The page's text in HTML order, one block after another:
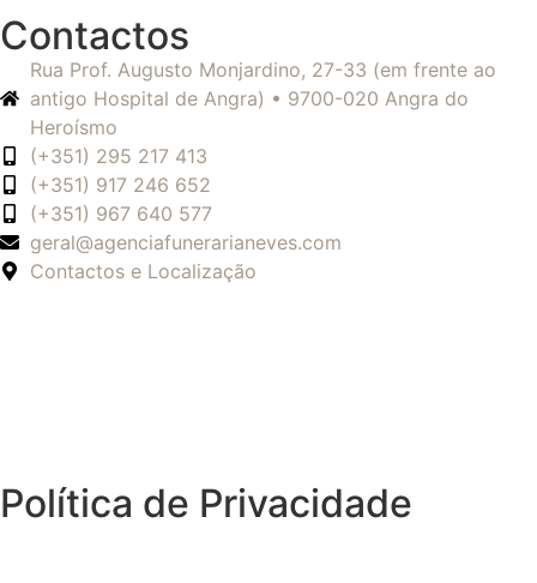
Contactos
Rua Prof. Augusto Monjardino, 27-33 (em frente ao
antigo Hospital de Angra) • 9700-020 Angra do
Heroísmo
(+351) 295 217 413
(+351) 917 246 652
(+351) 967 640 577
geral@agenciafunerarianeves.com
Contactos e Localização
Política de Privacidade